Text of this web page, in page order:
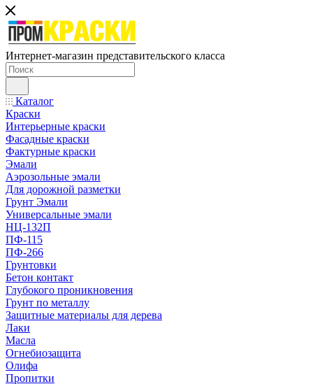
Интернет-магазин представительского класса
Каталог
Краски
Интерьерные краски
Фасадные краски
Фактурные краски
Эмали
Аэрозольные эмали
Для дорожной разметки
Грунт Эмали
Универсальные эмали
НЦ-132П
ПФ-115
ПФ-266
Грунтовки
Бетон контакт
Глубокого проникновения
Грунт по металлу
Защитные материалы для дерева
Лаки
Масла
Огнебиозащита
Олифа
Пропитки